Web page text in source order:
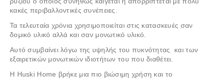
κακές περιβαλλοντικές συνέπειες.
Τα τελευταία χρόνια χρησιμοποιείται στις κατασκευές σαν
δομικό υλικό αλλά και σαν μονωτικό υλικό.
Αυτό συμβαίνει λόγω της υψηλής του πυκνότητας και των
εξαιρετικών μονωτικών ιδιοτήτων του που διαθέτει.
Η Huski Home βρήκε μια πιο βιώσιμη χρήση και το